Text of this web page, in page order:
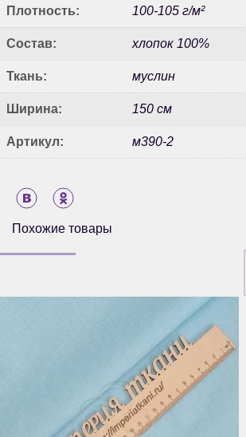
Плотность: 100-105 г/м²
Состав: хлопок 100%
Ткань: муслин
Ширина: 150 см
Артикул: м390-2
Похожие товары